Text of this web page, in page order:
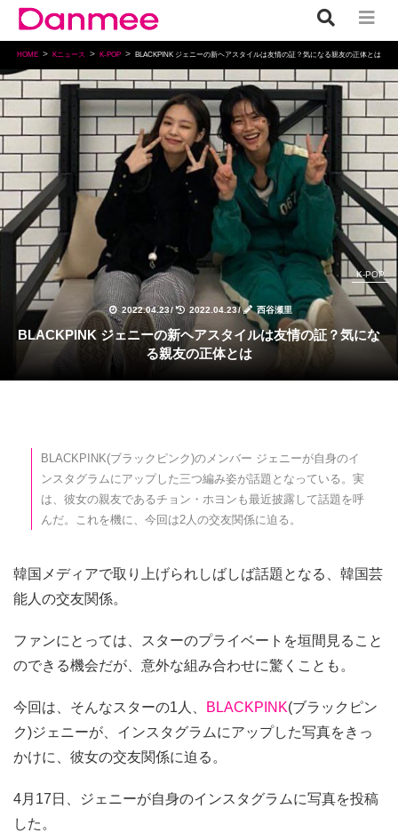
HOME Kニュース K-POP BLACKPINK ジェニーの新ヘアスタイルは友情の証？気になる親友の正体とは
2022.04.23/ 2022.04.23/ 西谷瀬里
K-POP
BLACKPINK ジェニーの新ヘアスタイルは友情の証？気にな
る親友の正体とは
BLACKPINK(ブラックピンク)のメンバー ジェニーが自身のイ
ンスタグラムにアップした三つ編み姿が話題となっている。実
は、彼女の親友であるチョン・ホヨンも最近披露して話題を呼
んだ。これを機に、今回は2人の交友関係に迫る。
韓国メディアで取り上げられしばしば話題となる、韓国芸
能人の交友関係。
ファンにとっては、スターのプライベートを垣間見ること
のできる機会だが、意外な組み合わせに驚くことも。
今回は、そんなスターの1人、 BLACKPINK(ブラックピン
ク)ジェニーが、インスタグラムにアップした写真をきっ
かけに、彼女の交友関係に迫る。
4月17日、ジェニーが自身のインスタグラムに写真を投稿
した。